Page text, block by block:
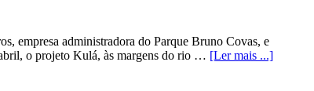
empresa administradora do Parque Bruno Covas, e
o projeto Kulá, às margens do rio … [Ler mais ...]